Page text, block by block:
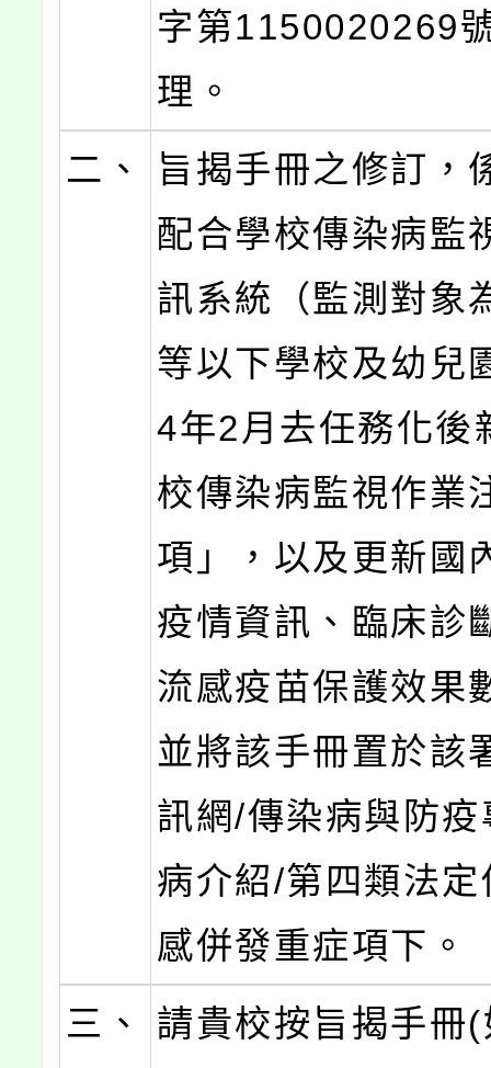
字第1150020269
理。
二、
旨揭手冊之修訂，
配合學校傳染病監
訊系統（監測對象
等以下學校及幼兒
4年2月去任務化後
校傳染病監視作業
項」，以及更新國
疫情資訊、臨床診
流感疫苗保護效果
並將該手冊置於該
訊網/傳染病與防
病介紹/第四類法
感併發重症項下。
三、
請貴校按旨揭手冊